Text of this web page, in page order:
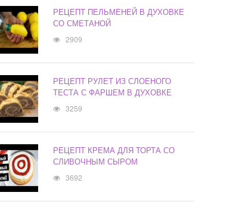
РЕЦЕПТ ПЕЛЬМЕНЕЙ В ДУХОВКЕ
СО СМЕТАНОЙ
2909
РЕЦЕПТ РУЛЕТ ИЗ СЛОЕНОГО
ТЕСТА С ФАРШЕМ В ДУХОВКЕ
3259
РЕЦЕПТ КРЕМА ДЛЯ ТОРТА СО
СЛИВОЧНЫМ СЫРОМ
3692